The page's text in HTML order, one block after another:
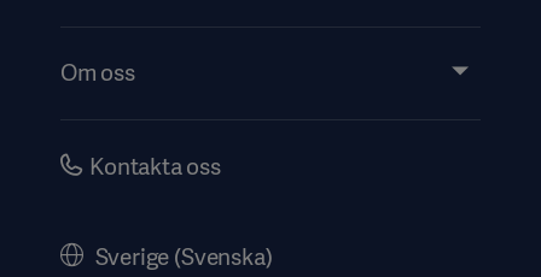
Evenemang
Om oss
KarriärKontakta oss
Sverige (Svenska)